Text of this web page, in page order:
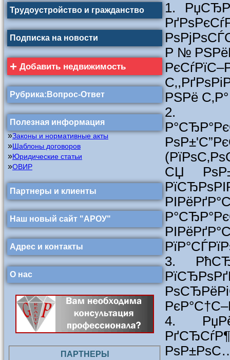
Трудоустройство и гражданство
Подписка на новости
+ Добавить недвижимость
Рубрика:Вопрос-Ответ
Полезная информация
»Законы и нормативные акты
»Шаблоны договоров
»Юридические статьи
»ОВИР
Партнеры и клиенты
Наш новый сайт "АРОУ"
Адрес и контакты
О нас
ПАРТНЕРЫ
1.
РЅРё
2.
СЏ
3.
4.